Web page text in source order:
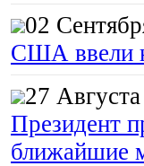
02
США ввели
27
Президент
ближайшие